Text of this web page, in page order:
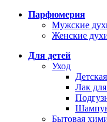
Парфюмерия
Мужские
Женские
Для детей
Уход
Лак
Бытовая